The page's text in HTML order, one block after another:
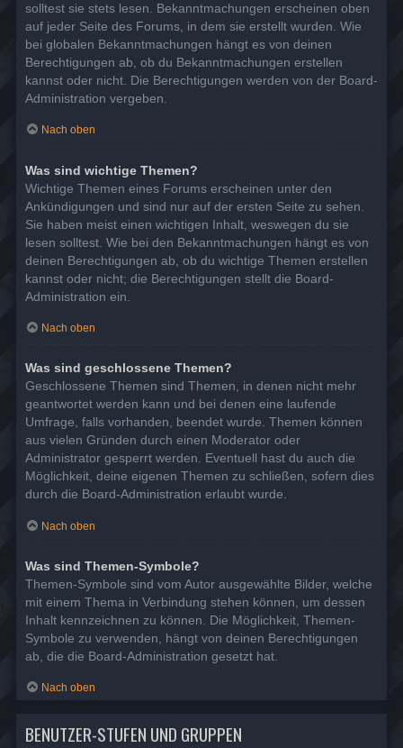
solltest sie stets lesen. Bekanntmachungen erscheinen oben
auf jeder Seite des Forums, in dem sie erstellt wurden. Wie
bei globalen Bekanntmachungen hängt es von deinen
Berechtigungen ab, ob du Bekanntmachungen erstellen
kannst oder nicht. Die Berechtigungen werden von der Board-
Administration vergeben.
Nach oben
Was sind wichtige Themen?
Wichtige Themen eines Forums erscheinen unter den
Ankündigungen und sind nur auf der ersten Seite zu sehen.
Sie haben meist einen wichtigen Inhalt, weswegen du sie
lesen solltest. Wie bei den Bekanntmachungen hängt es von
deinen Berechtigungen ab, ob du wichtige Themen erstellen
kannst oder nicht; die Berechtigungen stellt die Board-
Administration ein.
Nach oben
Was sind geschlossene Themen?
Geschlossene Themen sind Themen, in denen nicht mehr
geantwortet werden kann und bei denen eine laufende
Umfrage, falls vorhanden, beendet wurde. Themen können
aus vielen Gründen durch einen Moderator oder
Administrator gesperrt werden. Eventuell hast du auch die
Möglichkeit, deine eigenen Themen zu schließen, sofern dies
durch die Board-Administration erlaubt wurde.
Nach oben
Was sind Themen-Symbole?
Themen-Symbole sind vom Autor ausgewählte Bilder, welche
mit einem Thema in Verbindung stehen können, um dessen
Inhalt kennzeichnen zu können. Die Möglichkeit, Themen-
Symbole zu verwenden, hängt von deinen Berechtigungen
ab, die die Board-Administration gesetzt hat.
Nach oben
BENUTZER-STUFEN UND GRUPPEN